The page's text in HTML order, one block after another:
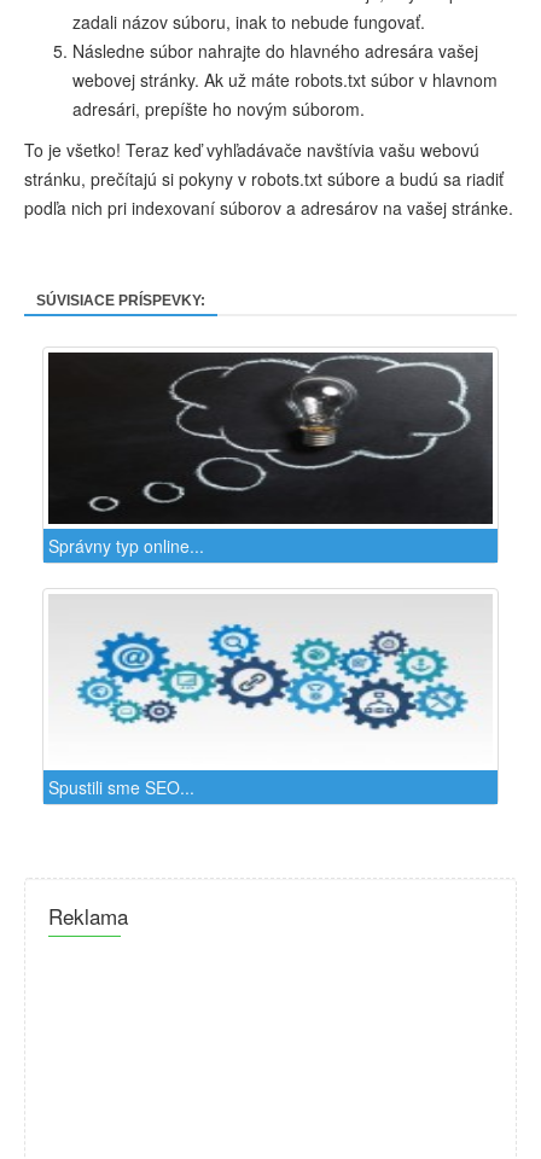
zadali názov súboru, inak to nebude fungovať.
Následne súbor nahrajte do hlavného adresára vašej
webovej stránky. Ak už máte robots.txt súbor v hlavnom
adresári, prepíšte ho novým súborom.
To je všetko! Teraz keď vyhľadávače navštívia vašu webovú
stránku, prečítajú si pokyny v robots.txt súbore a budú sa riadiť
podľa nich pri indexovaní súborov a adresárov na vašej stránke.
SÚVISIACE PRÍSPEVKY:
Správny typ online...
Spustili sme SEO...
Reklama